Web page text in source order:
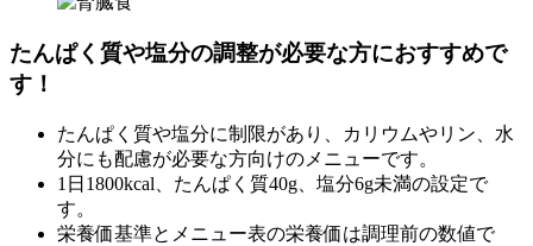
たんぱく質や塩分の調整が必要な方におすすめで
す！
たんぱく質や塩分に制限があり、カリウムやリン、水
分にも配慮が必要な方向けのメニューです。
1日1800kcal、たんぱく質40g、塩分6g未満の設定で
す。
栄養価基準とメニュー表の栄養価は調理前の数値で